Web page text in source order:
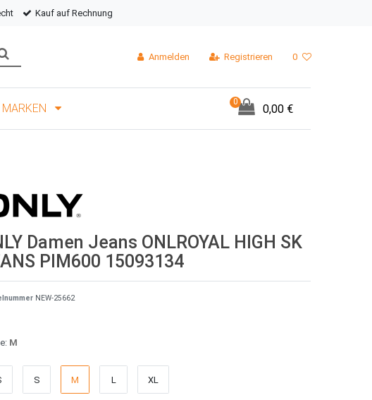
Kauf auf Rechnung
Anmelden Registrieren 0
MARKEN
0
0,00 €
Damen Jeans ONLROYAL HIGH SK
PIM600 15093134
NEW-25662
M
S M L XL